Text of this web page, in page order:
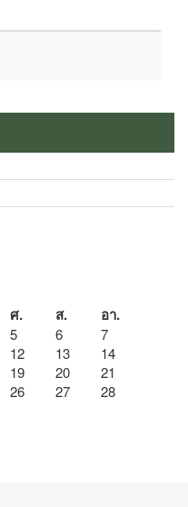
ศ. ส. อา.
5 6
7
12 13
14
19 20
21
26 27
28